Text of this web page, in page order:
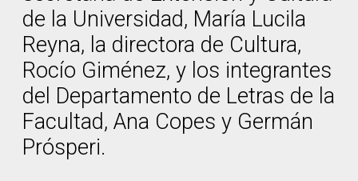
de la Universidad, María Lucila
Reyna, la directora de Cultura,
Rocío Giménez, y los integrantes
del Departamento de Letras de la
Facultad, Ana Copes y Germán
Prósperi.